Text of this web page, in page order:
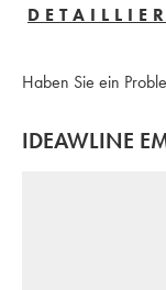
Haben Sie ein
IDEAWLINE